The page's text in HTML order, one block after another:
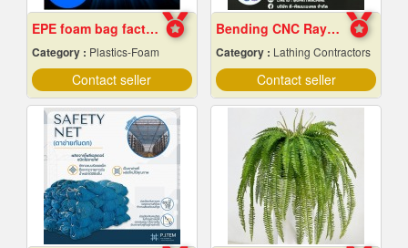
EPE foam bag factory, Chon Buri
Category : Plastics-Foam
Contact seller
Bending CNC Rayong
Category : Lathing Contractors
Contact seller